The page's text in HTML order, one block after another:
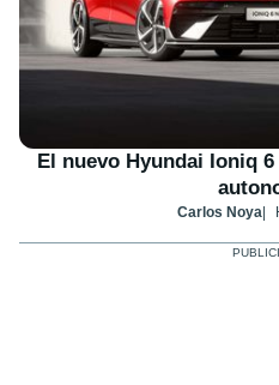
El nuevo Hyundai Ioniq
Carlos Noya